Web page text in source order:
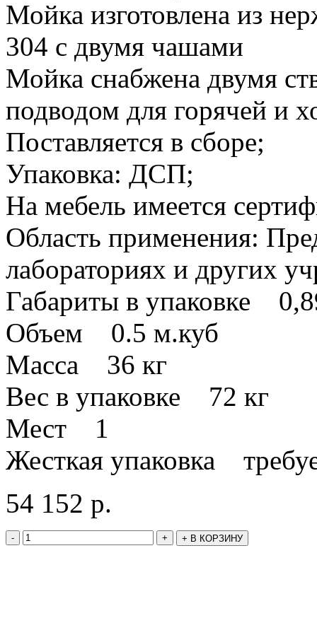
Мойка изготовлена из
304 с двумя чашами
Мойка снабжена двумя
подводом для горячей и
Поставляется в сборе;
Упаковка: ДСП;
На мебель имеется
Область применения:
лабораториях и других
Габариты в упаковке
Объем 0.5 м.куб
Масса 36 кг
Вес в упаковке 72 кг
Мест 1
Жесткая упаковка
54 152 р.
- + + В КОРЗИНУ